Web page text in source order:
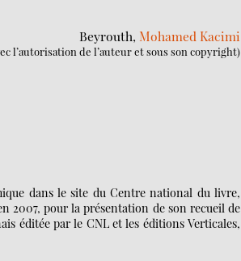
Beyrouth, Mohamed Kacimi
l’autorisation de l’auteur et sous son copyright)
dans le site du Centre national du livre,
2007, pour la présentation de son recueil de
éditée par le CNL et les éditions Verticales,